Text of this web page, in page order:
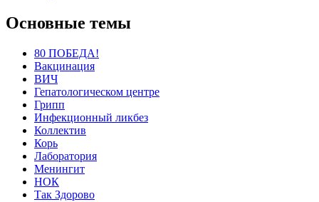
Основные темы
80 ПОБЕДА!
Вакцинация
ВИЧ
Гепатологическом центре
Грипп
Инфекционный ликбез
Коллектив
Корь
Лаборатория
Менингит
НОК
Так Здорово